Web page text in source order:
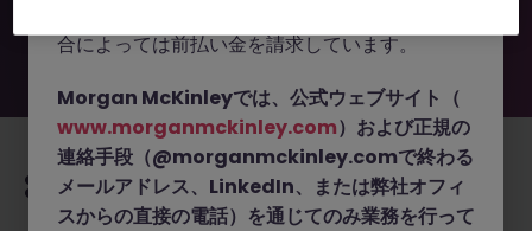
あなたにおすすめの求人
合によっては前払い金を請求しています。
Morgan McKinleyでは、公式ウェブサイト（
www.morganmckinley.com）および正規の
連絡手段（@morganmckinley.comで終わる
メールアドレス、LinkedIn、または弊社オフィ
スからの直接の電話）を通じてのみ業務を行って